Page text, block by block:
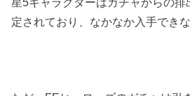
定されており、なかなか入手でき